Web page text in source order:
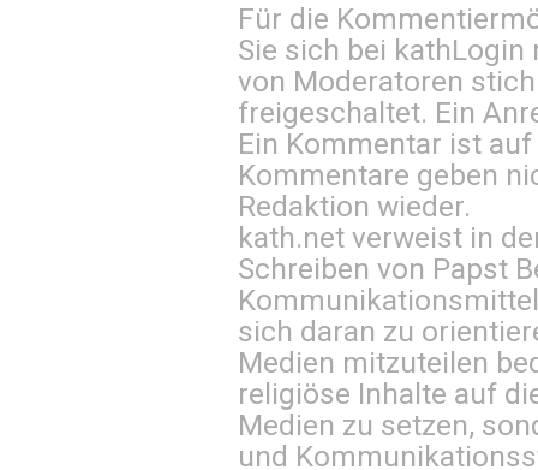
Für die
Sie sich bei kathLogin
von Moderatoren
freigeschaltet. Ein
Ein Kommentar ist
Kommentare geben
Redaktion wieder.
kath.net verweist in
Schreiben von Papst
sich daran zu
Medien mitzuteilen
religiöse Inhalte auf
Medien zu setzen,
und